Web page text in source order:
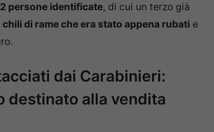
persone identificate, di cui un terzo già
di rame che era stato appena rubati e
dai Carabinieri:
destinato alla vendita